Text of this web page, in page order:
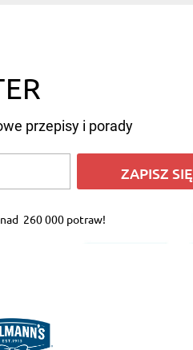
przepisy i porady
ZAPISZ SIĘ
260 000 potraw!